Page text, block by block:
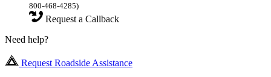
800-468-4285)
Request a Callback
Need help?
Request Roadside Assistance